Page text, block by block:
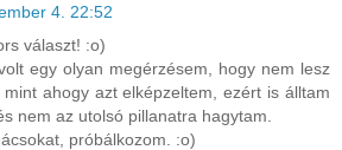
4. 22:52
választ! :o)
egy olyan megérzésem, hogy nem lesz
ahogy azt elképzeltem, ezért is álltam
nem az utolsó pillanatra hagytam.
próbálkozom. :o)